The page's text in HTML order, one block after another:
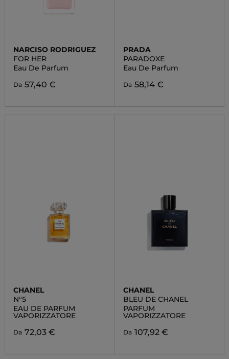
NARCISO RODRIGUEZ
FOR HER
Eau De Parfum
Da 57,40 €
PRADA
PARADOXE
Eau De Parfum
Da 58,14 €
CHANEL
N°5
EAU DE PARFUM
VAPORIZZATORE
Da 72,03 €
CHANEL
BLEU DE CHANEL
PARFUM
VAPORIZZATORE
Da 107,92 €